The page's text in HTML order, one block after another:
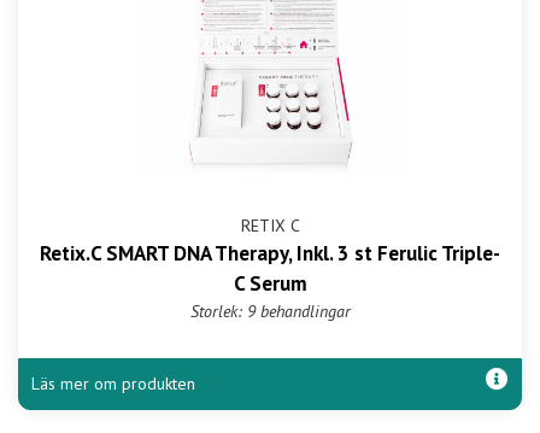
RETIX C
Retix.C SMART DNA Therapy, Inkl. 3 st Ferulic Triple-
C Serum
Storlek: 9 behandlingar
Läs mer om produkten